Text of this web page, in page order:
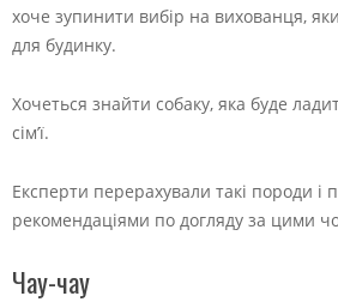
хоче зупинити вибір на вихованця,
для будинку.
Хочеться знайти собаку, яка буде
сім’ї.
Експерти перерахували такі породи і
рекомендаціями по догляду за цими
Чау-чау